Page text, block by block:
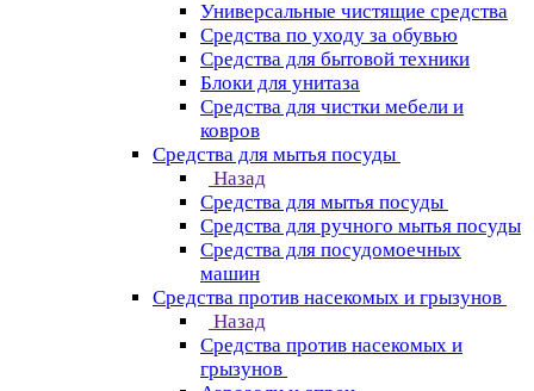
Универсальные чистящие средства
Средства по уходу за обувью
Средства для бытовой техники
Блоки для унитаза
Средства для чистки мебели и
ковров
Средства для мытья посуды
Назад
Средства для мытья посуды
Средства для ручного мытья посуды
Средства для посудомоечных
машин
Средства против насекомых и грызунов
Назад
Средства против насекомых и
грызунов